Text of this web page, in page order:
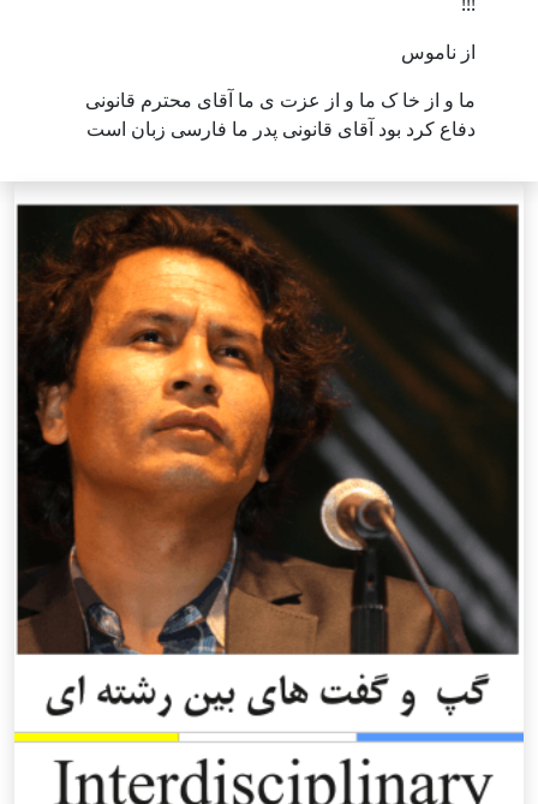
از ناموس
ما و از خا ک ما و از عزت ی ما آقای محترم قانونی
دفاع کرد بود آقای قانونی پدر ما فارسی زبان است